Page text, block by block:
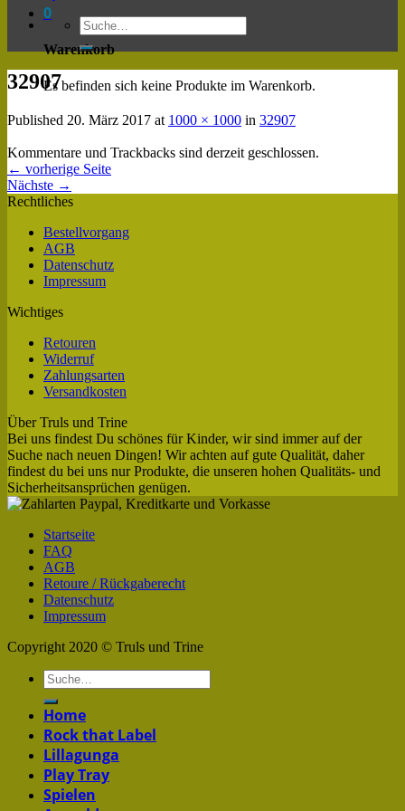
0
Warenkorb
Es befinden sich keine Produkte im Warenkorb.
32907
Published 20. März 2017 at 1000 × 1000 in 32907
Kommentare und Trackbacks sind derzeit geschlossen.
← vorherige Seite
Nächste →
Rechtliches
Bestellvorgang
AGB
Datenschutz
Impressum
Wichtiges
Retouren
Widerruf
Zahlungsarten
Versandkosten
Über Truls und Trine
Bei uns findest Du schönes für Kinder, wir sind immer auf der
Suche nach neuen Dingen! Wir achten auf gute Qualität, daher
findest du bei uns nur Produkte, die unseren hohen Qualitäts- und
Sicherheitsansprüchen genügen.
Startseite
FAQ
AGB
Retoure / Rückgaberecht
Datenschutz
Impressum
Copyright 2020 © Truls und Trine
Home
Rock that Label
Lillagunga
Play Tray
Spielen